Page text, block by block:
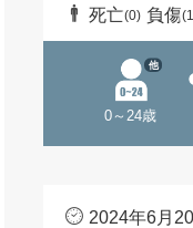
死亡(0) 負傷
0～24歳
他
2024年6月